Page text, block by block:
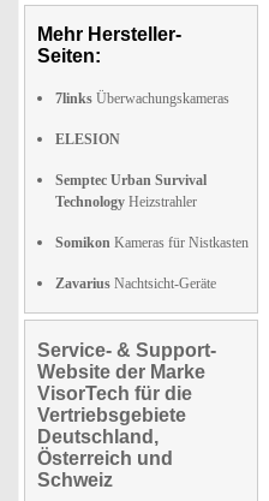
Mehr Hersteller-
Seiten:
7links Überwachungskameras
ELESION
Semptec Urban Survival
Technology Heizstrahler
Somikon Kameras für Nistkasten
Zavarius Nachtsicht-Geräte
Service- & Support-
Website der Marke
VisorTech für die
Vertriebsgebiete
Deutschland,
Österreich und
Schweiz